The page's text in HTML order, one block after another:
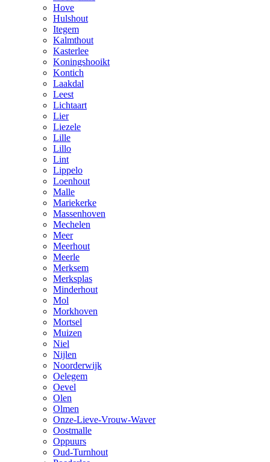
Hove
Hulshout
Itegem
Kalmthout
Kasterlee
Koningshooikt
Kontich
Laakdal
Leest
Lichtaart
Lier
Liezele
Lille
Lillo
Lint
Lippelo
Loenhout
Malle
Mariekerke
Massenhoven
Mechelen
Meer
Meerhout
Meerle
Merksem
Merksplas
Minderhout
Mol
Morkhoven
Mortsel
Muizen
Niel
Nijlen
Noorderwijk
Oelegem
Oevel
Olen
Olmen
Onze-Lieve-Vrouw-Waver
Oostmalle
Oppuurs
Oud-Turnhout